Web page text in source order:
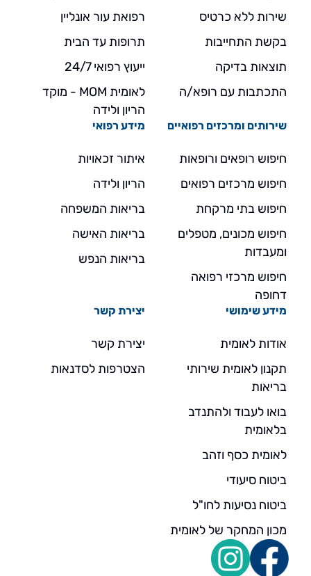
שירות ללא כרטיס
בקשת התחייבות
תוצאות בדיקה
התכתבות עם רופא/ה
רפואת עור אונליין
תרופות עד הבית
ייעוץ רפואי 24/7
לאומית MOM - מוקד
הריון ולידה
שירותים ומרכזים רפואיים
חיפוש רופאים ורופאות
חיפוש מרכזים רפואים
חיפוש בתי מרקחת
חיפוש מכונים, מטפלים
ומעבדות
חיפוש מרכזי רפואה
דחופה
מידע רפואי
איתור זכאויות
הריון ולידה
בריאות המשפחה
בריאות האישה
בריאות הנפש
מידע שימושי
אודות לאומית
תקנון לאומית שירותי
בריאות
בואו לעבוד ולהתנדב
בלאומית
לאומית כסף וזהב
ביטוח סיעודי
ביטוח נסיעות לחו"ל
מכון המחקר של לאומית
יצירת קשר
יצירת קשר
הצטרפות לסדנאות